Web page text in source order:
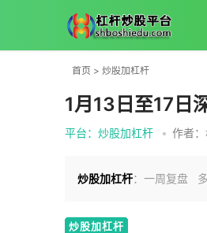
首页 > 炒股加杠杆
1月13日至17日
平台：炒股加杠杆 • 作者
炒股加杠杆：一周复盘
炒股加杠杆